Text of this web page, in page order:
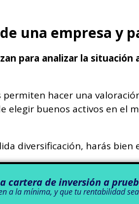
una empresa y
para analizar la
hacer una
elegir buenos activos en el
diversificación, harás bien
cartera de inversión a
a la mínima, y que tu rentabilidad